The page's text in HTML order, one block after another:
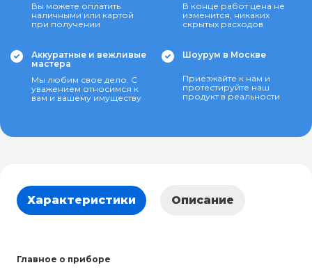
Вы можете оплатить
наличными или картой
при получении
В конце работ цена не
изменится, никаких
скрытых расходов
Аккуратные и вежливые
мастера
Мы любим свое дело. С
уважением относимся к
вам и вашему имуществу
Шоурум в Москве
Приезжайте к нам и
протестируйте наш
продукт в реальности
Характеристики Описание
Главное о приборе